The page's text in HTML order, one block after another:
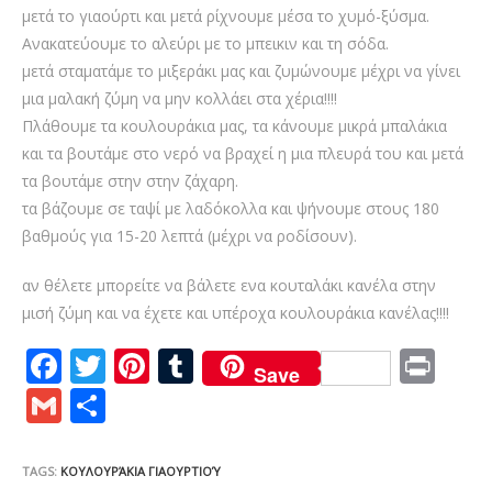
μετά το γιαούρτι και μετά ρίχνουμε μέσα το χυμό-ξύσμα.
Ανακατεύουμε το αλεύρι με το μπεικιν και τη σόδα.
μετά σταματάμε το μιξεράκι μας και ζυμώνουμε μέχρι να γίνει
μια μαλακή ζύμη να μην κολλάει στα χέρια!!!!
Πλάθουμε τα κουλουράκια μας, τα κάνουμε μικρά μπαλάκια
και τα βουτάμε στο νερό να βραχεί η μια πλευρά του και μετά
τα βουτάμε στην στην ζάχαρη.
τα βάζουμε σε ταψί με λαδόκολλα και ψήνουμε στους 180
βαθμούς για 15-20 λεπτά (μέχρι να ροδίσουν).
αν θέλετε μπορείτε να βάλετε ενα κουταλάκι κανέλα στην
μισή ζύμη και να έχετε και υπέροχα κουλουράκια κανέλας!!!!
F
ac
e
b
T
er
Pi
e
T
u
bl
Save
G
ai ar
TAGS: ΚΟΥΛΟΥΡΆΚΙΑ ΓΙΑΟΥΡΤΙΟΎ